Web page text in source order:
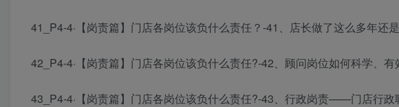
41_P4-4·【岗责篇】门店各岗位该负什么责任？-41、店长做了这么多年还
42_P4-4·【岗责篇】门店各岗位该负什么责任?-42、顾问岗位如何科学、
43_P4-4·【岗责篇】门店各岗位该负什么责任?-43、行政岗责——门店行